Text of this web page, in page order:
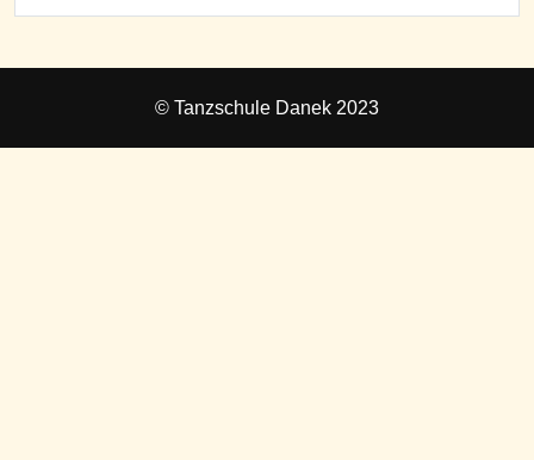
© Tanzschule Danek 2023